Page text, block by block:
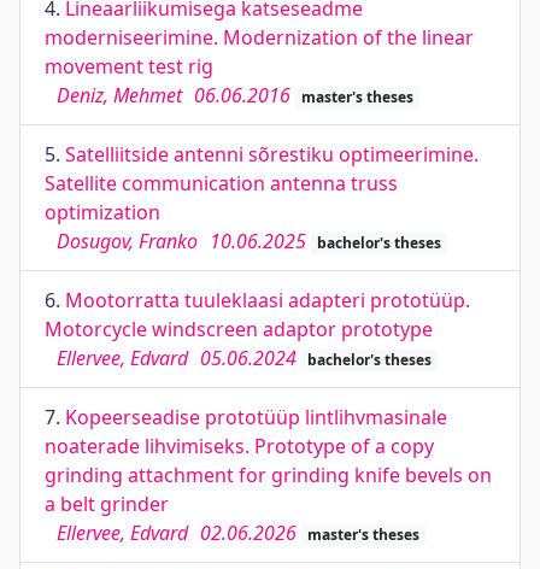
4. Lineaarliikumisega katseseadme
moderniseerimine. Modernization of the linear
movement test rig
Deniz, Mehmet 06.06.2016 master's theses
5. Satelliitside antenni sõrestiku optimeerimine.
Satellite communication antenna truss
optimization
Dosugov, Franko 10.06.2025 bachelor's theses
6. Mootorratta tuuleklaasi adapteri prototüüp.
Motorcycle windscreen adaptor prototype
Ellervee, Edvard 05.06.2024 bachelor's theses
7. Kopeerseadise prototüüp lintlihvmasinale
noaterade lihvimiseks. Prototype of a copy
grinding attachment for grinding knife bevels on
a belt grinder
Ellervee, Edvard 02.06.2026 master's theses